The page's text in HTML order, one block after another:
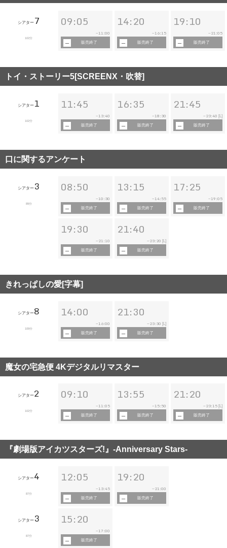
シアター 7
102分
09:05
~11:00
販売終了
14:20
~16:15
販売終了
19:10
~ 21:05
販売終了
トイ・ストーリー5[SCREENX・吹替]
シアター 1
102分
11:45
~13:40
販売終了
16:35
~18:30
販売終了
21:45
~ 23:40 [L]
販売終了
口に関するアンケート
シアター 3
89分
08:50
~10:30
販売終了
13:15
~14:55
販売終了
17:25
~19:05
販売終了
19:30
~ 21:10
販売終了
21:40
~ 23:20 [L]
販売終了
きれっぱしの愛[字幕]
シアター8
109分
14:00
~ 16:00
販売終了
21:30
~ 23:30 [L]
販売終了
魔女の宅急便 4Kデジタルリマスター
シアター2
102分
09:10
~11:05
販売終了
13:55
~15:50
販売終了
21:20
~ 23:15 [L]
販売終了
『劇場版アイカツスターズ!』-Anniversary Stars-
シアター4
87分
12:05
~13:45
販売終了
19:20
~ 21:00
販売終了
シアター 3
87分
15:20
~17:00
販売終了